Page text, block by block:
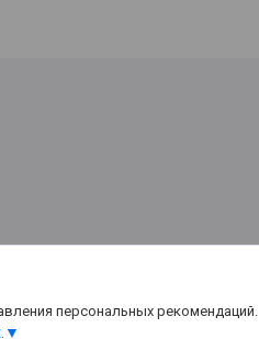
персональных рекомендаций.